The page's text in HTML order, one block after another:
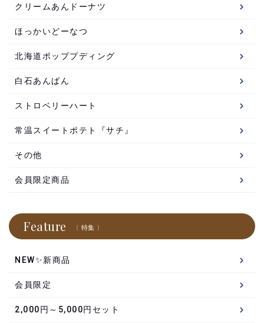
クリームあんドーナツ
ほっかいどーなつ
北海道ポッププディング
白石あんぱん
ストロベリーハート
常温スイートポテト『サチ』
その他
会員限定商品
Feature 〈 特集 〉
NEW✨新商品
会員限定
2,000円～5,000円セット